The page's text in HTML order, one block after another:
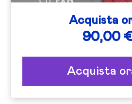
Acquista
90,00
Acquista